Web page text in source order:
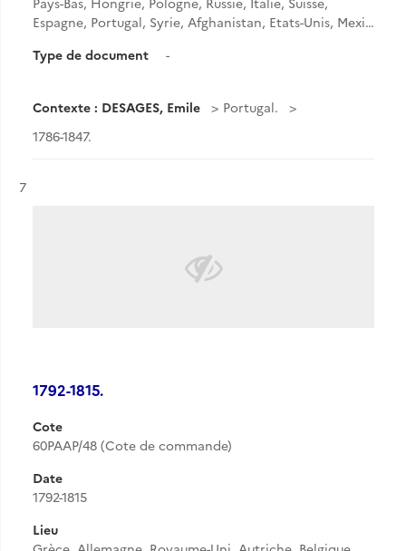
Espagne, Portugal, Syrie, Afghanistan, Etats-Unis, Mexi…
Type de document
-
Contexte : DESAGES, Emile
Portugal.
1786-1847.
Résultat n°
7
1792-1815.
Cote
60PAAP/48 (Cote de commande)
Date
1792-1815
Lieu